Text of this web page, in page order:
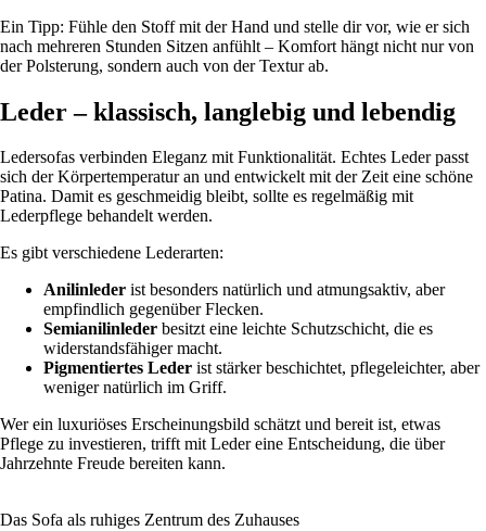
Ein Tipp: Fühle den Stoff mit der Hand und stelle dir vor, wie er sich
nach mehreren Stunden Sitzen anfühlt – Komfort hängt nicht nur von
der Polsterung, sondern auch von der Textur ab.
Leder – klassisch, langlebig und lebendig
Ledersofas verbinden Eleganz mit Funktionalität. Echtes Leder passt
sich der Körpertemperatur an und entwickelt mit der Zeit eine schöne
Patina. Damit es geschmeidig bleibt, sollte es regelmäßig mit
Lederpflege behandelt werden.
Es gibt verschiedene Lederarten:
Anilinleder ist besonders natürlich und atmungsaktiv, aber
empfindlich gegenüber Flecken.
Semianilinleder besitzt eine leichte Schutzschicht, die es
widerstandsfähiger macht.
Pigmentiertes Leder ist stärker beschichtet, pflegeleichter, aber
weniger natürlich im Griff.
Wer ein luxuriöses Erscheinungsbild schätzt und bereit ist, etwas
Pflege zu investieren, trifft mit Leder eine Entscheidung, die über
Jahrzehnte Freude bereiten kann.
Das Sofa als ruhiges Zentrum des Zuhauses